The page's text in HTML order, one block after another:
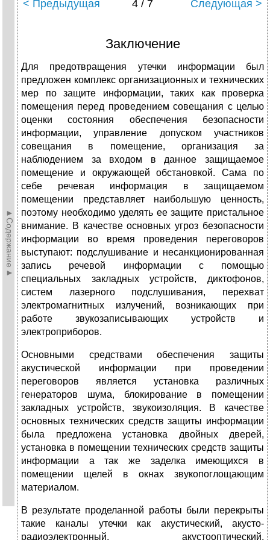
►Содержание►
< Предыдущая 4 / 7 Следующая >
Заключение
Для предотвращения утечки информации был
предложен комплекс организационных и технических
мер по защите информации, таких как проверка
помещения перед проведением совещания с целью
оценки состояния обеспечения безопасности
информации, управление допуском участников
совещания в помещение, организация за
наблюдением за входом в данное защищаемое
помещение и окружающей обстановкой. Сама по
себе речевая информация в защищаемом
помещении представляет наибольшую ценность,
поэтому необходимо уделять ее защите пристальное
внимание. В качестве основных угроз безопасности
информации во время проведения переговоров
выступают: подслушивание и несанкционированная
запись речевой информации с помощью
специальных закладных устройств, диктофонов,
систем лазерного подслушивания, перехват
электромагнитных излучений, возникающих при
работе звукозаписывающих устройств и
электроприборов.
Основными средствами обеспечения защиты
акустической информации при проведении
переговоров является установка различных
генераторов шума, блокирование в помещении
закладных устройств, звукоизоляция. В качестве
основных технических средств защиты информации
была предложена установка двойных дверей,
установка в помещении технических средств защиты
информации а так же заделка имеющихся в
помещении щелей в окнах звукопоглощающим
материалом.
В результате проделанной работы были перекрыты
такие каналы утечки как акустический, акусто-
радиоэлектронный, акустооптический,